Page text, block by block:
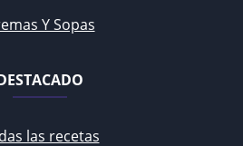
Y Sopas
las recetas